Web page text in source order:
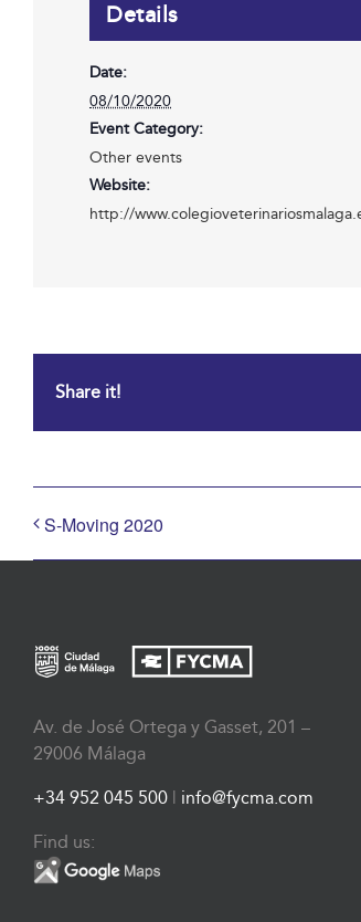
Details
Date:
08/10/2020
Event Category:
Other events
Website:
http://
Share it!
S-Moving 2020
Av. de José Ortega y Gasset, 201 –
29006 Málaga
+34 952 045 500 info@fycma.com
Find us: